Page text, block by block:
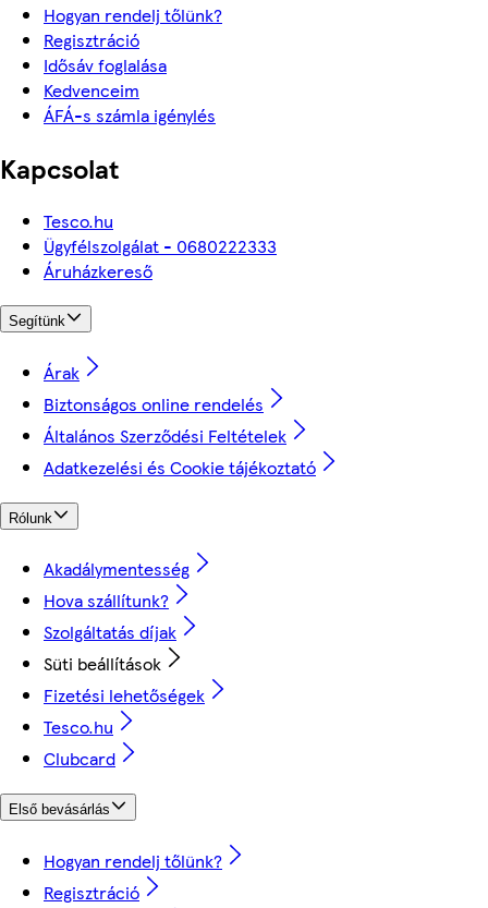
Hogyan rendelj tőlünk?
Regisztráció
Idősáv foglalása
Kedvenceim
ÁFÁ-s számla igénylés
Kapcsolat
Tesco.hu
Ügyfélszolgálat - 0680222333
Áruházkereső
Segítünk
Árak
Biztonságos online rendelés
Általános Szerződési Feltételek
Adatkezelési és Cookie tájékoztató
Rólunk
Akadálymentesség
Hova szállítunk?
Szolgáltatás díjak
Süti beállítások
Fizetési lehetőségek
Tesco.hu
Clubcard
Első bevásárlás
Hogyan rendelj tőlünk?
Regisztráció